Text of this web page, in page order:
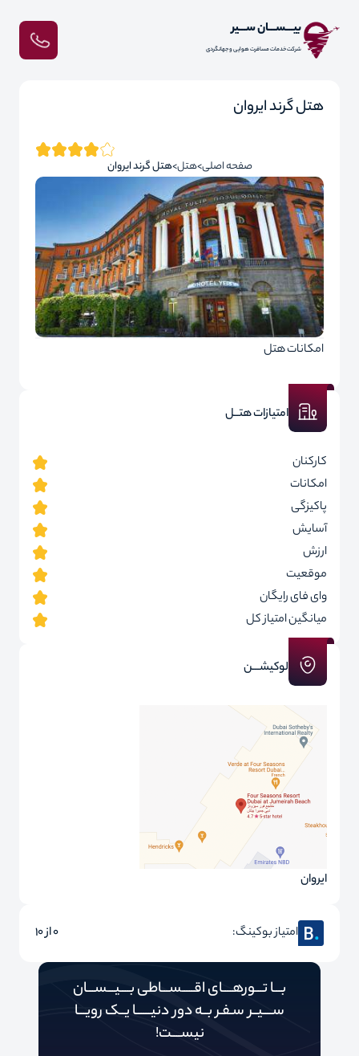
بیـــســـان ســـیر
شرکت خدمات مسافرت هوایی و جهانگردی
هتل گرند ایروان
صفحه اصلی هتل هتل گرند ایروان
امکانات هتل
امتیازات هتــل
کارکنان
امکانات
پاکیزگی
آسایش
ارزش
موقعیت
وای فای رایگان
میانگین امتیاز کل
لوکیشـــن
ایروان
امتیاز بوکینگ: 0 از 10
بـــا تـــورهــــای اقـــــســـاطی بــــیـــســـان
ســــیــر سـفـر بــه دور‌‌‌‌ دنیـــــ‌‌ـا یــک رویـــا
نیســــت!